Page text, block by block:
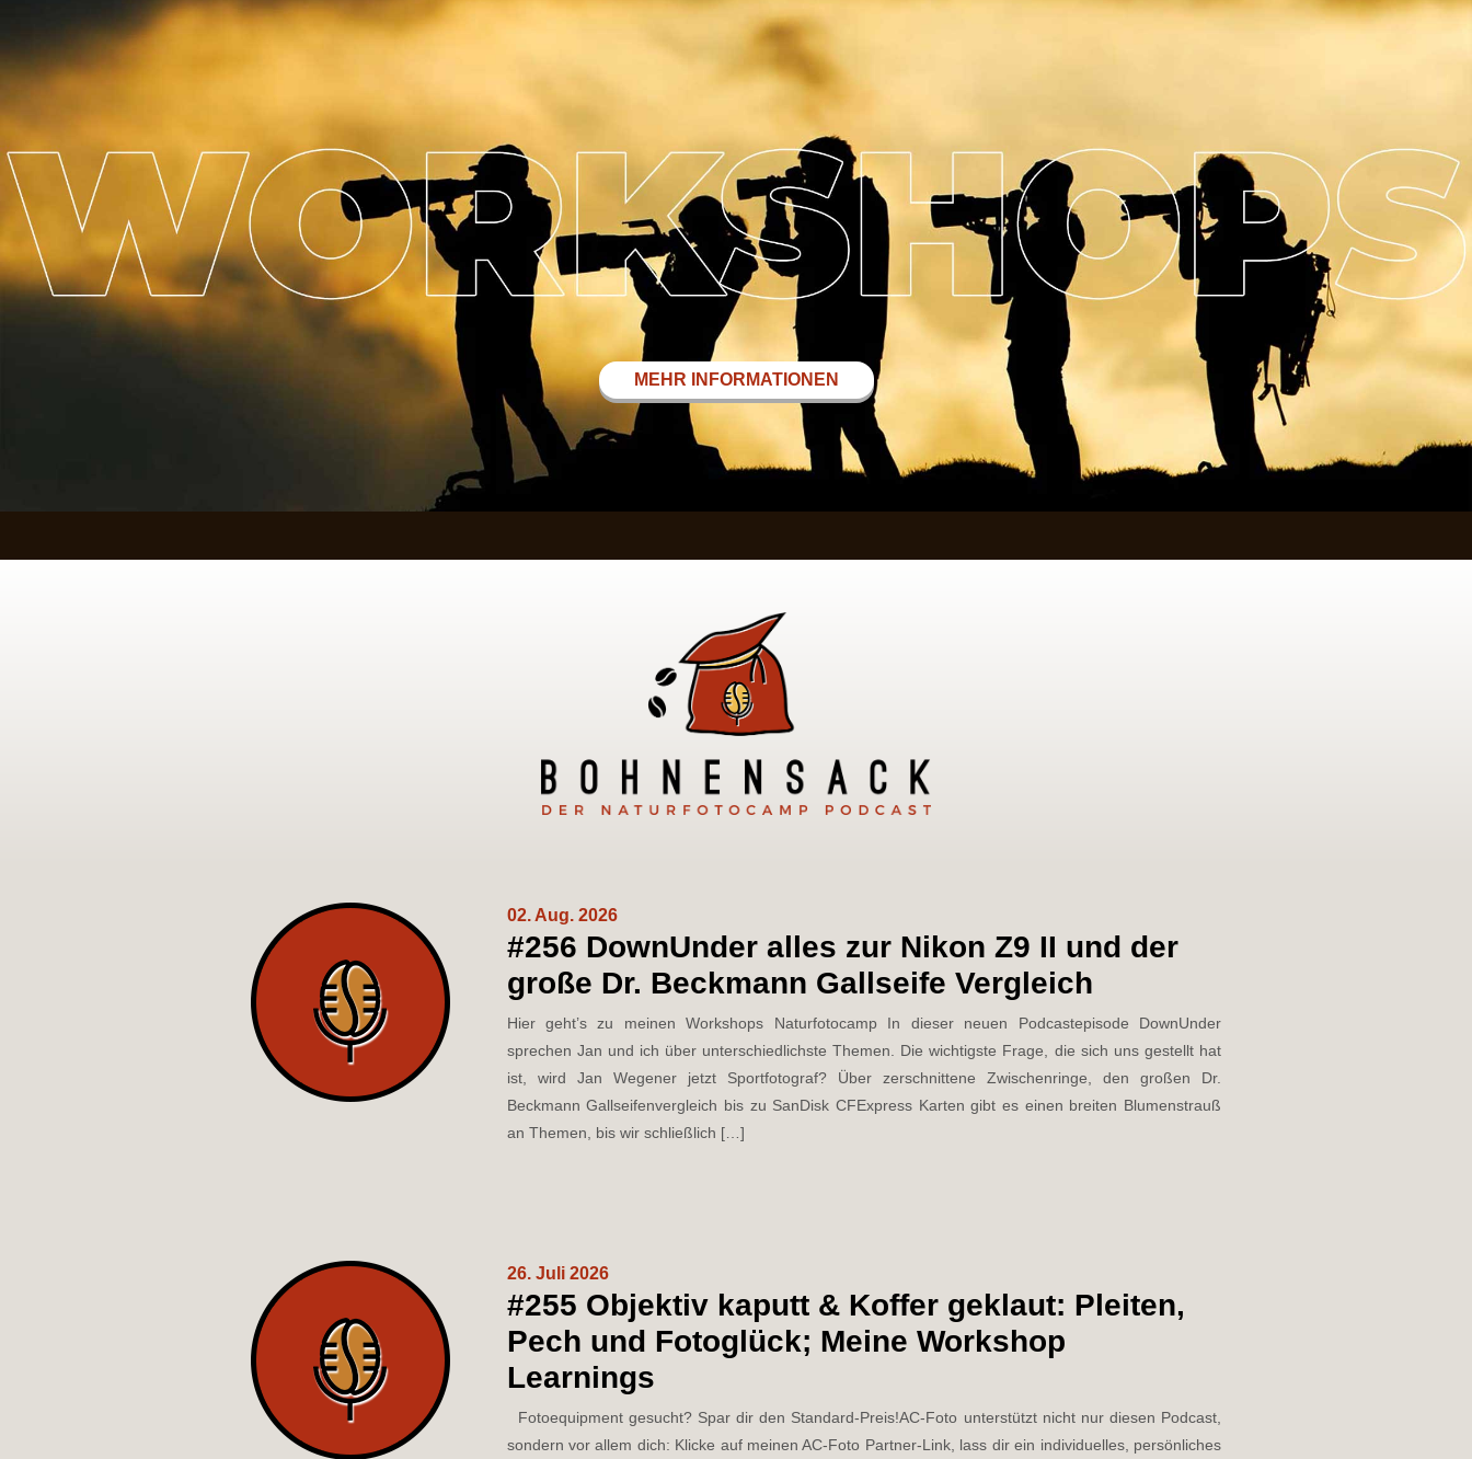
MEHR INFORMATIONEN
02. Aug. 2026
#256 DownUnder alles zur Nikon Z9 II und der
große Dr. Beckmann Gallseife Vergleich
Hier geht’s zu meinen Workshops Naturfotocamp⁠⁠ In dieser neuen Podcastepisode DownUnder
sprechen Jan und ich über unterschiedlichste Themen. Die wichtigste Frage, die sich uns gestellt hat
ist, wird Jan Wegener jetzt Sportfotograf? Über zerschnittene Zwischenringe, den großen Dr.
Beckmann Gallseifenvergleich bis zu SanDisk CFExpress Karten gibt es einen breiten Blumenstrauß
an Themen, bis wir schließlich […]
26. Juli 2026
#255 Objektiv kaputt & Koffer geklaut: Pleiten,
Pech und Fotoglück; Meine Workshop
Learnings
Fotoequipment gesucht? Spar dir den Standard-Preis!AC-Foto unterstützt nicht nur diesen Podcast,
sondern vor allem dich: Klicke auf meinen AC-Foto Partner-Link, lass dir ein individuelles, persönliches